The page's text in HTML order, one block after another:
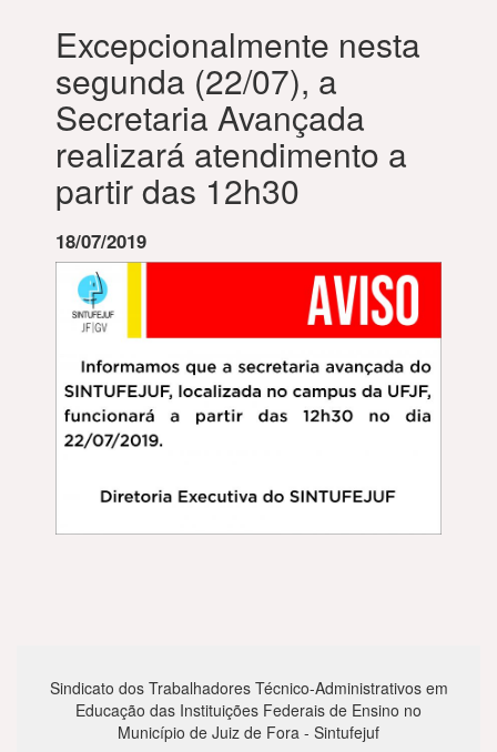
Excepcionalmente nesta
segunda (22/07), a
Secretaria Avançada
realizará atendimento a
partir das 12h30
18/07/2019
Sindicato dos Trabalhadores Técnico-Administrativos em
Educação das Instituições Federais de Ensino no
Município de Juiz de Fora - Sintufejuf